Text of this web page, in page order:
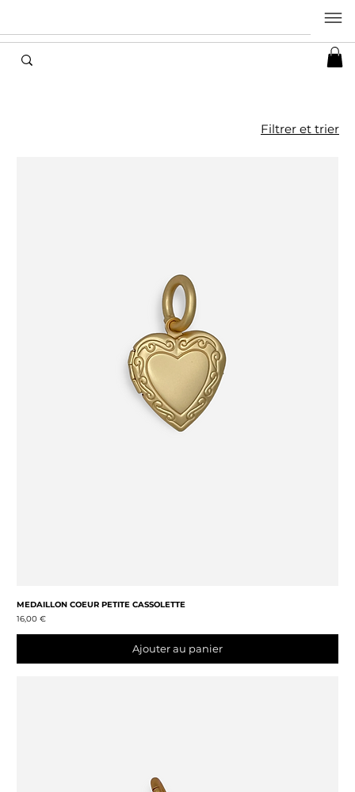
Filtrer et trier
MEDAILLON COEUR PETITE CASSOLETTE
Prix
16,00 €
Ajouter au panier